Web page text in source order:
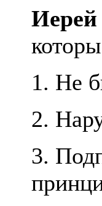
Иерей
1. Не
2.
3.